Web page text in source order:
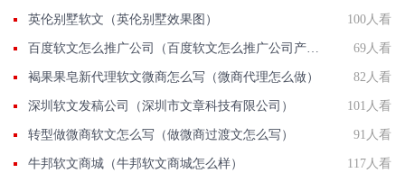
英伦别墅软文（英伦别墅效果图） 100人看
百度软文怎么推广公司（百度软文怎么推广公司产品） 69人看
褐果果皂新代理软文微商怎么写（微商代理怎么做） 82人看
深圳软文发稿公司（深圳市文章科技有限公司） 101人看
转型做微商软文怎么写（做微商过渡文怎么写） 91人看
牛邦软文商城（牛邦软文商城怎么样） 117人看